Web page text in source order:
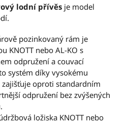
lodní přívěs je model
pozinkovaný rám je
KNOTT nebo AL-KO s
odpružení a couvací
systém díky vysokému
oproti standardním
odpružení bez zvýšených
ložiska KNOTT nebo